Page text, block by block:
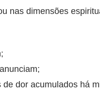
nas dimensões
de dor acumulados há